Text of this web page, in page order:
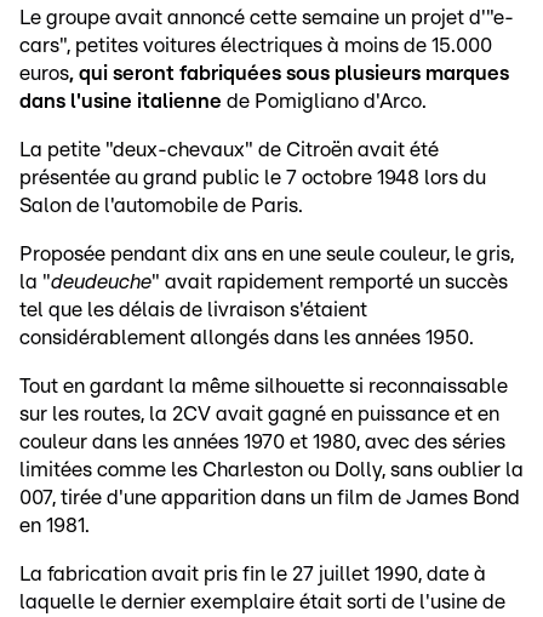
Le groupe avait annoncé cette semaine un projet d'"e-
cars", petites voitures électriques à moins de 15.000
euros, qui seront fabriquées sous plusieurs marques
dans l'usine italienne de Pomigliano d'Arco.
La petite "deux-chevaux" de Citroën avait été
présentée au grand public le 7 octobre 1948 lors du
Salon de l'automobile de Paris.
Proposée pendant dix ans en une seule couleur, le gris,
la "deudeuche" avait rapidement remporté un succès
tel que les délais de livraison s'étaient
considérablement allongés dans les années 1950.
Tout en gardant la même silhouette si reconnaissable
sur les routes, la 2CV avait gagné en puissance et en
couleur dans les années 1970 et 1980, avec des séries
limitées comme les Charleston ou Dolly, sans oublier la
007, tirée d'une apparition dans un film de James Bond
en 1981.
La fabrication avait pris fin le 27 juillet 1990, date à
laquelle le dernier exemplaire était sorti de l'usine de